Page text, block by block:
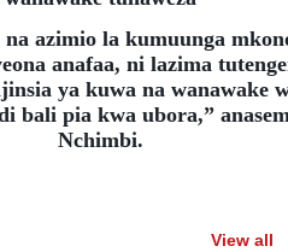
azimio la kumuunga
anafaa, ni lazima
ya kuwa na wanawake
bali pia kwa ubora,”
Nchimbi.
View all